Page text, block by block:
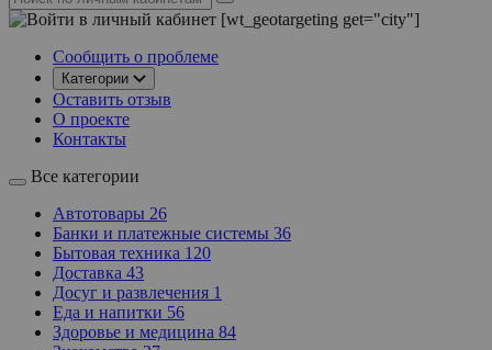
[wt_geotargeting get="city"]
Сообщить о проблеме
Категории
Оставить отзыв
О проекте
Контакты
Все категории
Автотовары 26
Банки и платежные системы 36
Бытовая техника 120
Доставка 43
Досуг и развлечения 1
Еда и напитки 56
Здоровье и медицина 84